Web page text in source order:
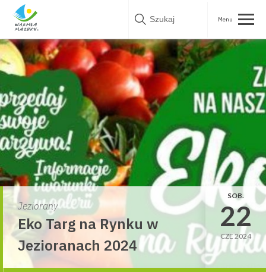
Skip
Jeziorany
Eko Targ na Rynku w
Jezioranach 2024
SOB.
22
CZE 2024